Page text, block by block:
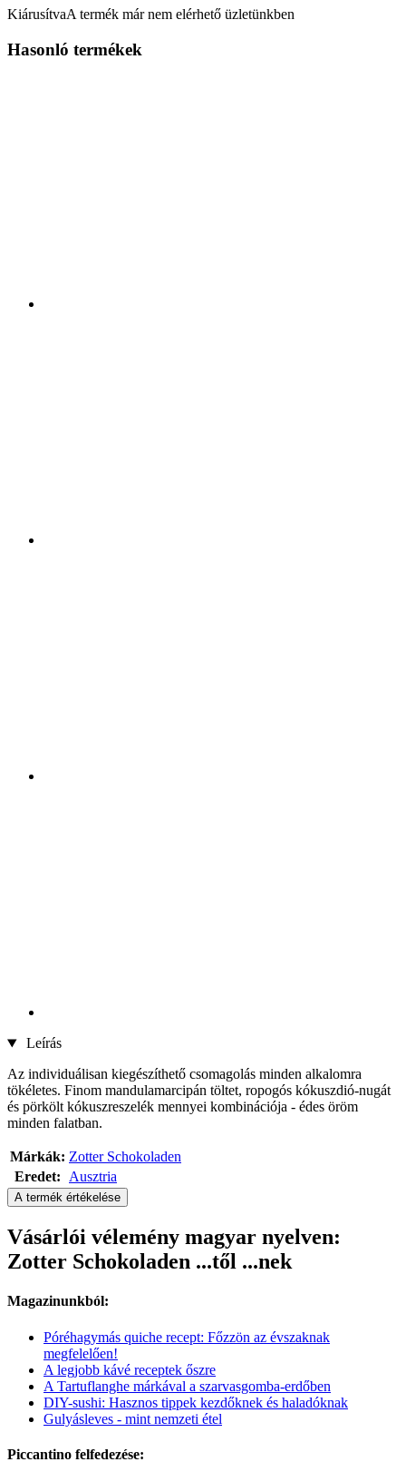
KiárusítvaA termék már nem elérhető üzletünkben
Hasonló termékek
Leírás
Az individuálisan kiegészíthető csomagolás minden alkalomra
tökéletes. Finom mandulamarcipán töltet, ropogós kókuszdió-nugát
és pörkölt kókuszreszelék mennyei kombinációja - édes öröm
minden falatban.
Márkák: Zotter Schokoladen
Eredet:
Ausztria
A termék értékelése
Vásárlói vélemény magyar nyelven:
Zotter Schokoladen ...től ...nek
Magazinunkból:
Póréhagymás quiche recept: Főzzön az évszaknak
megfelelően!
A legjobb kávé receptek őszre
A Tartuflanghe márkával a szarvasgomba-erdőben
DIY-sushi: Hasznos tippek kezdőknek és haladóknak
Gulyásleves - mint nemzeti étel
Piccantino felfedezése: